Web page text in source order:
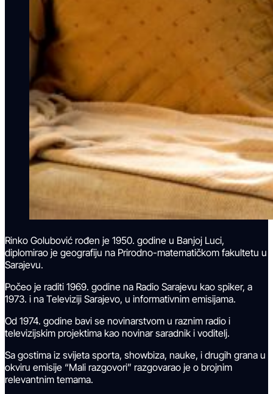
Rinko Golubović rođen je 1950. godine u Banjoj Luci,
diplomirao je geografiju na Prirodno-matematičkom fakultetu u
Sarajevu.
Počeo je raditi 1969. godine na Radio Sarajevu kao spiker, a
1973. i na Televiziji Sarajevo, u informativnim emisijama.
Od 1974. godine bavi se novinarstvom u raznim radio i
televizijskim projektima kao novinar saradnik i voditelj.
Sa gostima iz svijeta sporta, showbiza, nauke, i drugih grana u
okviru emisije “Mali razgovori” razgovarao je o brojnim
relevantnim temama.